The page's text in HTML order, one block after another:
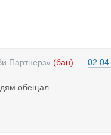
Партнерз» (бан)
обещал...